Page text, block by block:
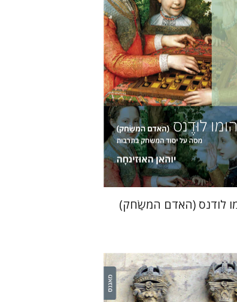
הנחת אתר ספר מודפס
$40
$36
לודנס (האדם המשַׂחק)